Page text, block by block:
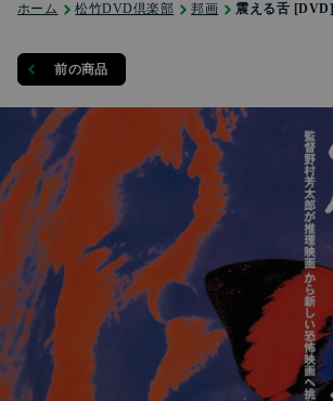
ホーム 松竹DVD倶楽部 邦画 震える舌 [DVD]
前の商品